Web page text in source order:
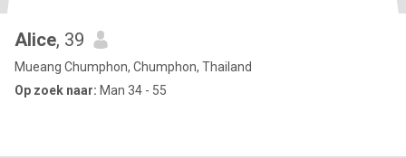
Alice, 39
Mueang Chumphon, Chumphon, Thailand
Op zoek naar: Man 34 - 55